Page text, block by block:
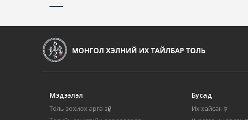
Мэдээлэл
Толь зохиох арга зүй
Бусад
Их хайсан үг